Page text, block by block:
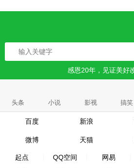
感恩20年，见证美好
头条 小说 影视 搞笑
百度 新浪
微博 天猫
起点 QQ空间 网易